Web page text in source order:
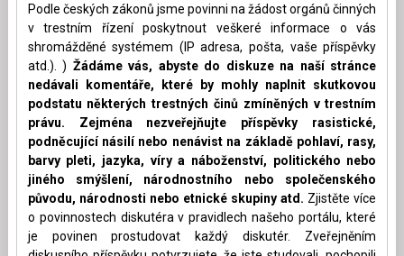
Podle českých zákonů jsme povinni na žádost orgánů činných
v trestním řízení poskytnout veškeré informace o vás
shromážděné systémem (IP adresa, pošta, vaše příspěvky
atd.). ) Žádáme vás, abyste do diskuze na naší stránce
nedávali komentáře, které by mohly naplnit skutkovou
podstatu některých trestných činů zmíněných v trestním
právu. Zejména nezveřejňujte příspěvky rasistické,
podněcující násilí nebo nenávist na základě pohlaví, rasy,
barvy pleti, jazyka, víry a náboženství, politického nebo
jiného smýšlení, národnostního nebo společenského
původu, národnosti nebo etnické skupiny atd. Zjistěte více
o povinnostech diskutéra v pravidlech našeho portálu, které
je povinen prostudovat každý diskutér. Zveřejněním